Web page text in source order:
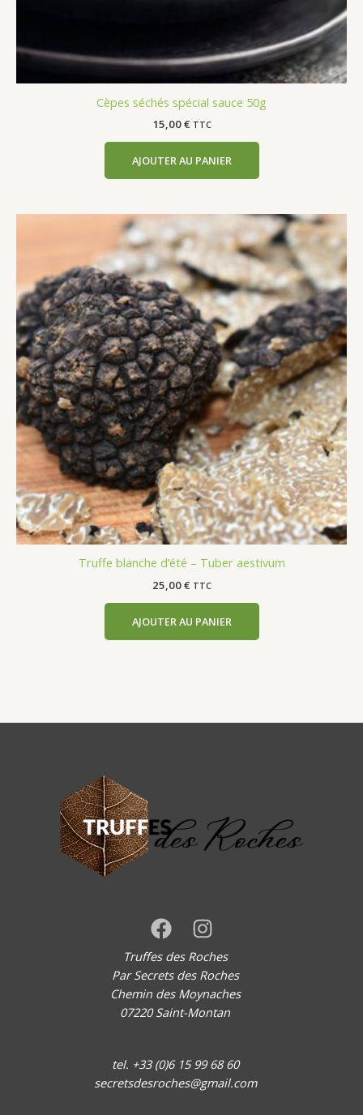
Cèpes séchés spécial sauce 50g
15,00€ TTC
AJOUTER AU PANIER
Truffe blanche d’été – Tuber aestivum
25,00€ TTC
AJOUTER AU PANIER
Truffes des Roches
Par Secrets des Roches
Chemin des Moynaches
07220 Saint-Montan
tel. +33 (0)6 15 99 68 60
secretsdesroches@gmail.com